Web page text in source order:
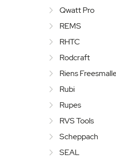
Qwatt Pro
REMS
RHTC
Rodcraft
Riens
Rubi
Rupes
RVS Tools
Scheppach
SEAL